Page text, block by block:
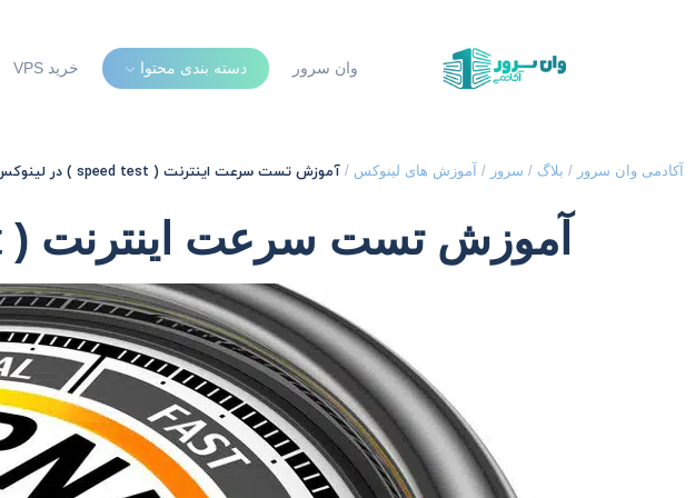
وان سرور دسته بندی محتوا خرید VPS
آکادمی وان سرور / بلاگ / سرور / آموزش های لینوکس / آموزش تست سرعت اینترنت ( speed test ) در لینوکس
آموزش تست سرعت اینترنت ( speed test ) در لینوکس